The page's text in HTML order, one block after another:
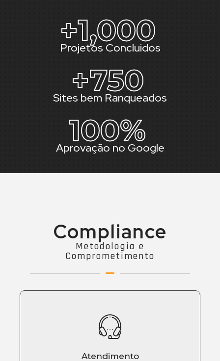
+1,000
Projetos Concluidos
+750
Sites bem Ranqueados
100%
Aprovação no Google
Compliance
Metodologia e
Comprometimento
Atendimento